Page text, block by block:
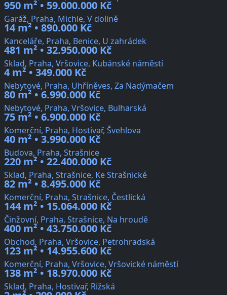
950 m² • 59.000.000 Kč
Garáž, Praha, Michle, V dolině
14 m² • 890.000 Kč
Kanceláře, Praha, Benice, U zahrádek
481 m² • 32.950.000 Kč
Sklad, Praha, Vršovice, Kubánské náměstí
4 m² • 349.000 Kč
Nebytové, Praha, Uhříněves, Za Nadýmačem
80 m² • 6.990.000 Kč
Nebytové, Praha, Vršovice, Bulharská
75 m² • 6.900.000 Kč
Komerční, Praha, Hostivař, Švehlova
40 m² • 3.990.000 Kč
Budova, Praha, Strašnice
220 m² • 22.400.000 Kč
Sklad, Praha, Strašnice, Ke Strašnické
82 m² • 8.495.000 Kč
Komerční, Praha, Strašnice, Čestlická
144 m² • 15.064.000 Kč
Činžovní, Praha, Strašnice, Na hroudě
400 m² • 43.750.000 Kč
Obchod, Praha, Vršovice, Petrohradská
123 m² • 14.955.600 Kč
Komerční, Praha, Vršovice, Vršovické náměstí
138 m² • 18.970.000 Kč
Sklad, Praha, Hostivař, Rižská